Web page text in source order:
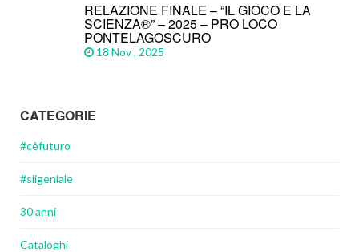
RELAZIONE FINALE – “IL GIOCO E LA
SCIENZA®” – 2025 – PRO LOCO
PONTELAGOSCURO
18 Nov , 2025
CATEGORIE
#cèfuturo
#siigeniale
30 anni
Cataloghi